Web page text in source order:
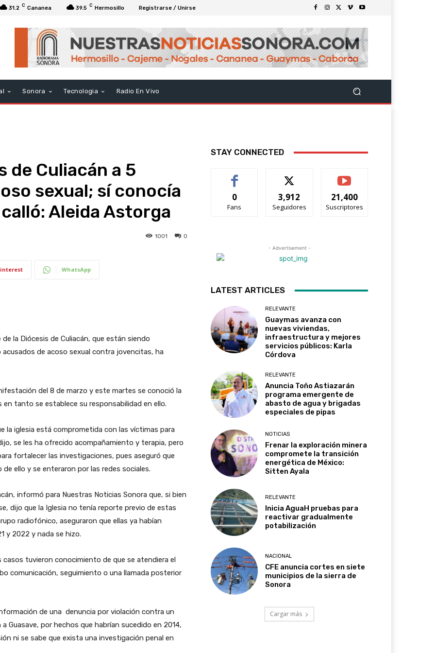
31.2 C Cananea 39.5 C Hermosillo Registrarse / Unirse
Sonora Tecnologia Radio En Vivo
de Culiacán a 5
sexual; sí conocía
Aleida Astorga
0
1001
WhatsApp
la Diócesis de Culiacán, que están siendo
de acoso sexual contra jovencitas, ha
del 8 de marzo y este martes se conoció la
tanto se establece su responsabilidad en ello.
la iglesia está comprometida con las víctimas para
se les ha ofrecido acompañamiento y terapia, pero
fortalecer las investigaciones, pues aseguró que
ello y se enteraron por las redes sociales.
informó para Nuestras Noticias Sonora que, si bien
dijo que la Iglesia no tenía reporte previo de estas
radiofónico, aseguraron que ellas ya habían
y 2022 y nada se hizo.
tuvieron conocimiento de que se atendiera el
comunicación, seguimiento o una llamada posterior
de una denuncia por violación contra un
Guasave, por hechos que habrían sucedido en 2014,
ni se sabe que exista una investigación penal en
STAY CONNECTED
0
Fans
3,912
Seguidores
21,400
Suscriptores
- Advertisement -
LATEST ARTICLES
RELEVANTE
Guaymas avanza con
nuevas viviendas,
infraestructura y mejores
servicios públicos: Karla
Córdova
RELEVANTE
Anuncia Toño Astiazarán
programa emergente de
abasto de agua y brigadas
especiales de pipas
NOTICIAS
Frenar la exploración minera
compromete la transición
energética de México:
Sitten Ayala
RELEVANTE
Inicia AguaH pruebas para
reactivar gradualmente
potabilización
NACIONAL
CFE anuncia cortes en siete
municipios de la sierra de
Sonora
Cargar más